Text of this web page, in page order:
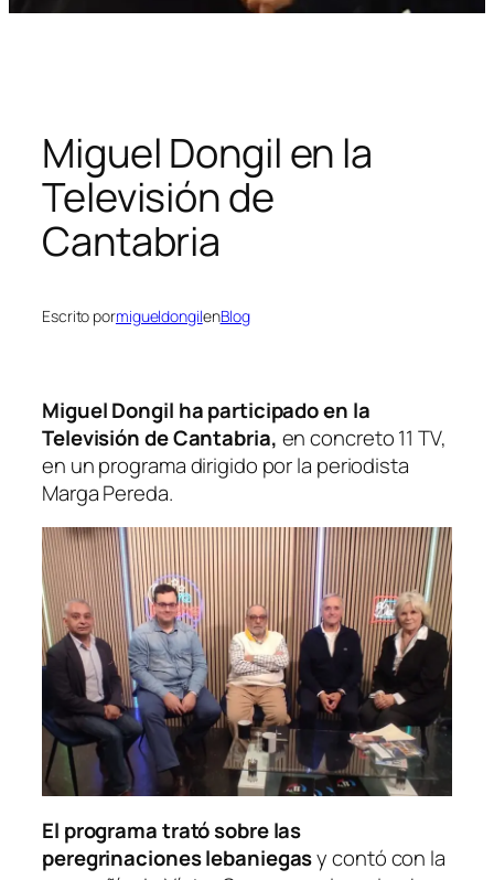
Miguel Dongil en la
Televisión de
Cantabria
Escrito pormigueldongilenBlog
Miguel Dongil ha participado en la
Televisión de Cantabria, en concreto 11 TV,
en un programa dirigido por la periodista
Marga Pereda.
El programa trató sobre las
peregrinaciones lebaniegasy contó con la